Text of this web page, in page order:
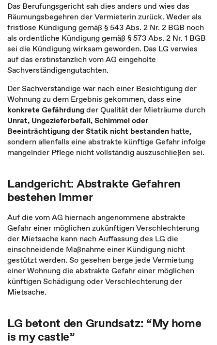
Das Berufungsgericht sah dies anders und wies das
Räumungsbegehren der Vermieterin zurück. Weder als
fristlose Kündigung gemäß § 543 Abs. 2 Nr. 2 BGB noch
als ordentliche Kündigung gemäß § 573 Abs. 2 Nr. 1 BGB
sei die Kündigung wirksam geworden. Das LG verwies
auf das erstinstanzlich vom AG eingeholte
Sachverständigengutachten.
Der Sachverständige war nach einer Besichtigung der
Wohnung zu dem Ergebnis gekommen, dass eine
konkrete Gefährdungder Qualität der Mieträume durch
Unrat, Ungezieferbefall, Schimmel oder
Beeinträchtigung der Statik nicht bestanden hatte,
sondern allenfalls eine abstrakte künftige Gefahr infolge
mangelnder Pflege nicht vollständig auszuschließen sei.
Landgericht: Abstrakte Gefahren
bestehen immer
Auf die vom AG hiernach angenommene abstrakte
Gefahr einer möglichen zukünftigen Verschlechterung
der Mietsache kann nach Auffassung des LG die
einschneidende Maßnahme einer Kündigung nicht
gestützt werden. So gesehen berge jede Vermietung
einer Wohnung die abstrakte Gefahr einer möglichen
künftigen Schädigung oder Verschlechterung der
Mietsache.
LG betont den Grundsatz: “My home
is my castle”